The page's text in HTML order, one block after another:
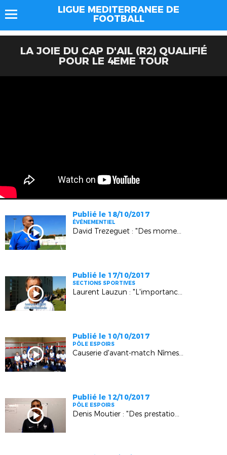
LIGUE MEDITERRANEE DE
FOOTBALL
LA JOIE DU CAP D'AIL (R2) QUALIFIÉ
POUR LE 4EME TOUR
Publié le 18/10/2017
ÉVÉNEMENTIEL
David Trezeguet : "Des moments de folie"
Publié le 17/10/2017
SECTIONS SPORTIVES
Laurent Lauzun : "L'importance des sections sportives"
Publié le 10/10/2017
PÔLE ESPOIRS
Causerie d'avant-match Nîmes - Pôle Espoirs U14
Publié le 12/10/2017
PÔLE ESPOIRS
Denis Moutier : "Des prestations satisfaisantes"